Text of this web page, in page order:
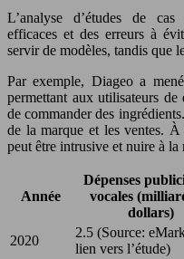
L’analyse d’études de cas
efficaces et des erreurs à
servir de modèles, tandis que
Par exemple, Diageo a
permettant aux utilisateurs de
de commander des
de la marque et les ventes. À
peut être intrusive et nuire à la
Année
Dépenses
vocales
dollars)
2020
2.5 (Source:
lien vers l’étude)